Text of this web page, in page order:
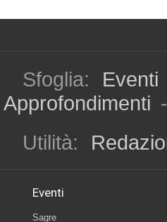
Sfoglia: Eventi
Approfondimenti -
Utilità:
Eventi
Sagre